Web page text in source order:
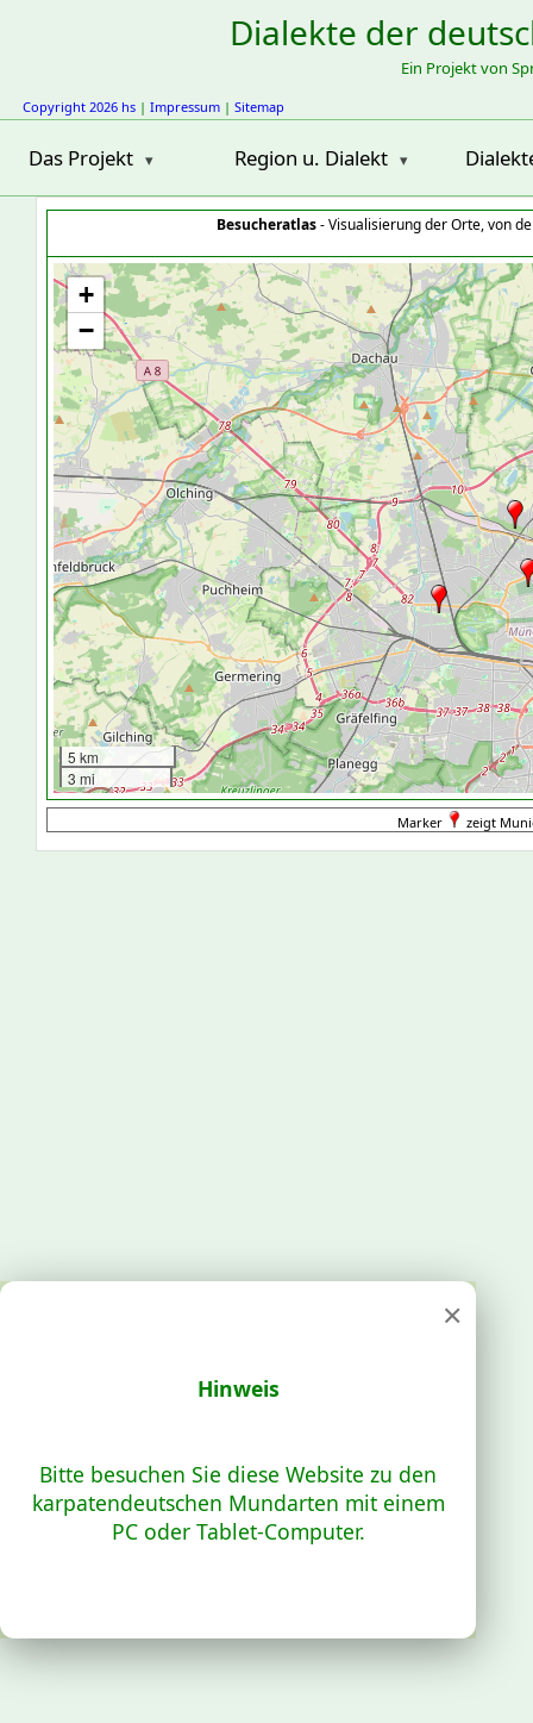
Dialekte der
Ein Projekt von
Copyright 2026 hs | Impressum | Sitemap
Das Projekt Region u. Dialekt
Besucheratlas- Visualisierung der Orte, von
+
−
5 km
3 mi
Marker zeigt
×
Hinweis
Bitte besuchen Sie diese Website zu den
karpatendeutschen Mundarten mit einem
PC oder Tablet-Computer.